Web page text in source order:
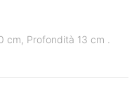
cm, Profondità 13 cm .